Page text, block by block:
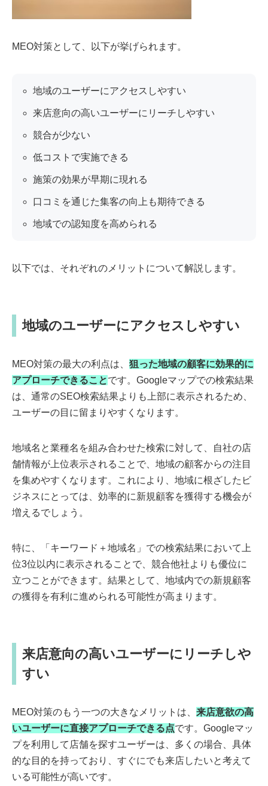
MEO対策として、以下が挙げられます。
地域のユーザーにアクセスしやすい
来店意向の高いユーザーにリーチしやすい
競合が少ない
低コストで実施できる
施策の効果が早期に現れる
口コミを通じた集客の向上も期待できる
地域での認知度を高められる
以下では、それぞれのメリットについて解説します。
地域のユーザーにアクセスしやすい
MEO対策の最大の利点は、 狙った地域の顧客に効果的に
アプローチできることです。Googleマップでの検索結果
は、通常のSEO検索結果よりも上部に表示されるため、
ユーザーの目に留まりやすくなります。
地域名と業種名を組み合わせた検索に対して、自社の店
舗情報が上位表示されることで、地域の顧客からの注目
を集めやすくなります。これにより、地域に根ざしたビ
ジネスにとっては、効率的に新規顧客を獲得する機会が
増えるでしょう。
特に、「キーワード＋地域名」での検索結果において上
位3位以内に表示されることで、競合他社よりも優位に
立つことができます。結果として、地域内での新規顧客
の獲得を有利に進められる可能性が高まります。
来店意向の高いユーザーにリーチしや
すい
MEO対策のもう一つの大きなメリットは、 来店意欲の高
いユーザーに直接アプローチできる点です。Googleマッ
プを利用して店舗を探すユーザーは、多くの場合、具体
的な目的を持っており、すぐにでも来店したいと考えて
いる可能性が高いです。